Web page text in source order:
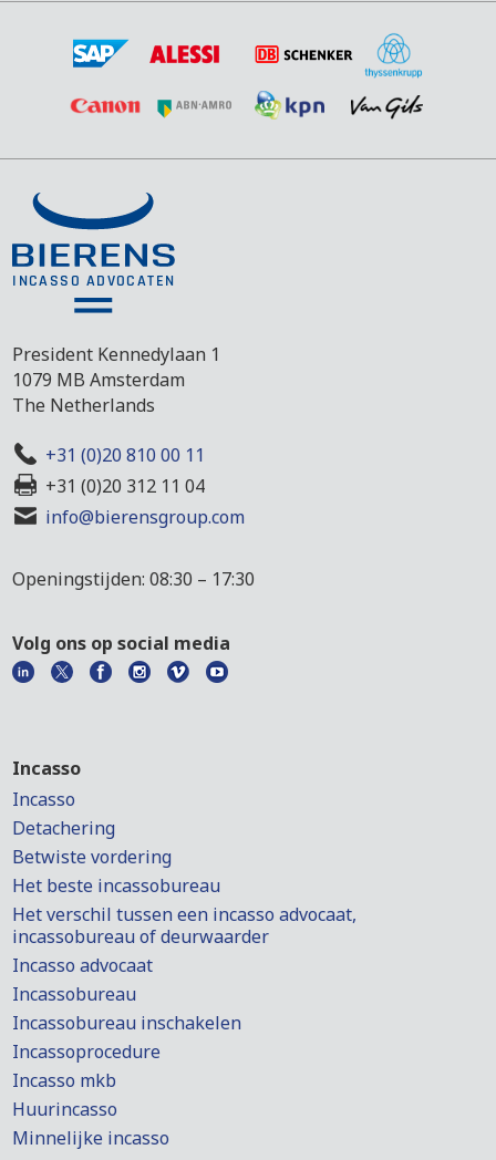
President Kennedylaan 1
1079 MB Amsterdam
The Netherlands
+31 (0)20 810 00 11
+31 (0)20 312 11 04
info@bierensgroup.com
Openingstijden: 08:30 – 17:30
Volg ons op social media
Incasso
Incasso
Detachering
Betwiste vordering
Het beste incassobureau
Het verschil tussen een incasso advocaat,
incassobureau of deurwaarder
Incasso advocaat
Incassobureau
Incassobureau inschakelen
Incassoprocedure
Incasso mkb
Huurincasso
Minnelijke incasso